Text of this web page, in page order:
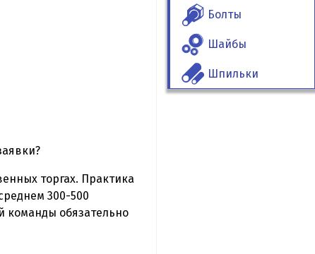
торгах. Практика
300-500
команды обязательно
Болты
Шайбы
Шпильки